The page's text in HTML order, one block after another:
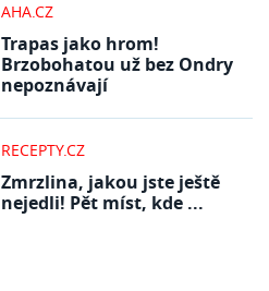
AHA.CZ
Trapas jako hrom!
Brzobohatou už bez Ondry
nepoznávají
RECEPTY.CZ
Zmrzlina, jakou jste ještě
nejedli! Pět míst, kde ...